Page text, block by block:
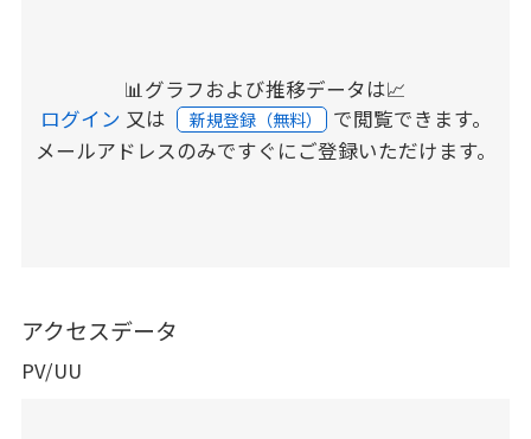
📊グラフおよび推移データは📈
ログイン 又は 新規登録（無料） で閲覧できます。
メールアドレスのみですぐにご登録いただけます。
アクセスデータ
PV/UU